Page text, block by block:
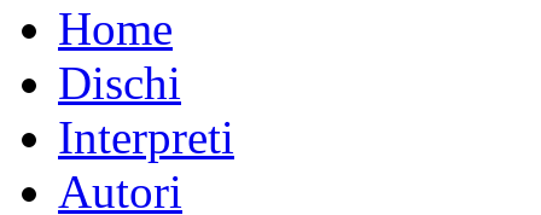
Home
Dischi
Interpreti
Autori